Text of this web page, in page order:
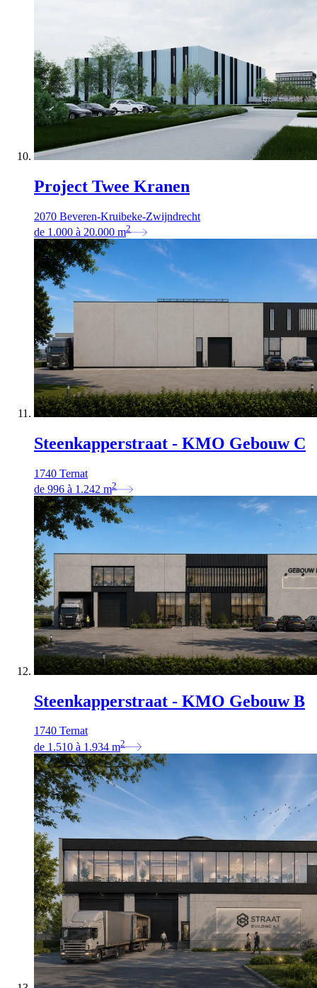
Project Twee Kranen
2070 Beveren-Kruibeke-Zwijndrecht
de 1.000 à 20.000 m2
Steenkapperstraat - KMO Gebouw C
1740 Ternat
de 996 à 1.242 m2
Steenkapperstraat - KMO Gebouw B
1740 Ternat
de 1.510 à 1.934 m2